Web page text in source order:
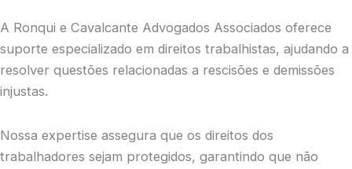
A Ronqui e Cavalcante Advogados Associados oferece
suporte especializado em direitos trabalhistas, ajudando a
resolver questões relacionadas a rescisões e demissões
injustas.
Nossa expertise assegura que os direitos dos
trabalhadores sejam protegidos, garantindo que não